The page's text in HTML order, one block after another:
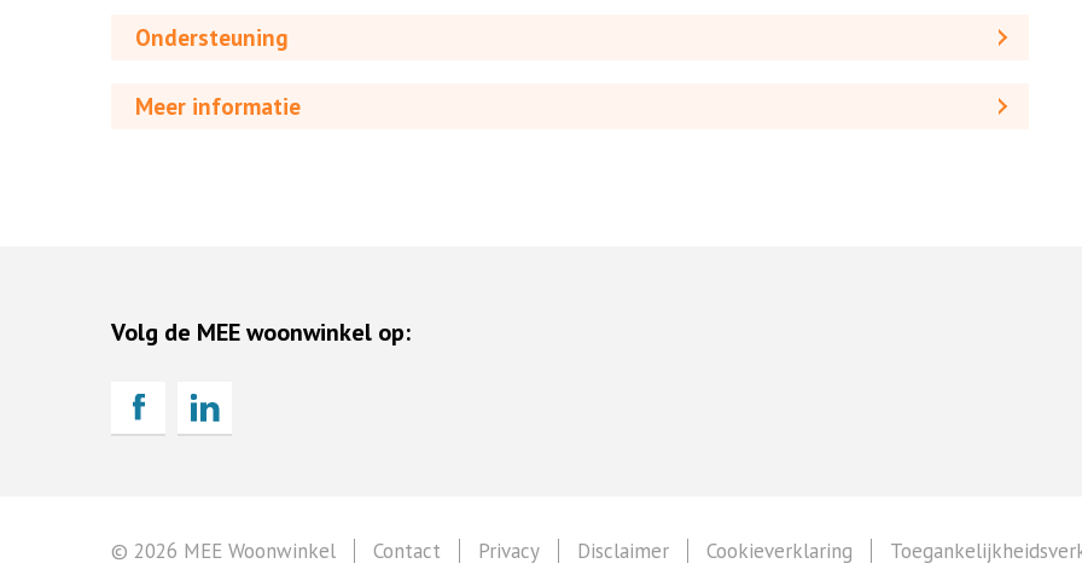
Ondersteuning
Meer informatie
Volg de MEE woonwinkel op:
© 2026 MEE Woonwinkel Contact Privacy Disclaimer Cookieverklaring